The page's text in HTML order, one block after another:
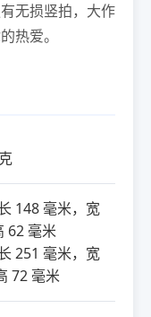
无损竖拍，大作
热爱。
148 毫米，宽
62 毫米
251 毫米，宽
72 毫米